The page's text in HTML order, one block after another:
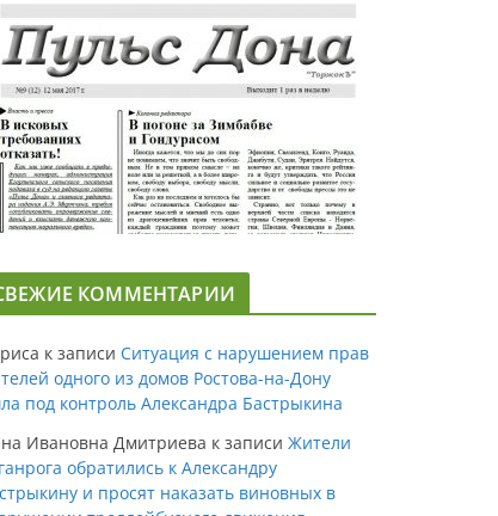
КОММЕНТАРИИ
к записи Ситуация с нарушением прав
одного из домов Ростова-на-Дону
под контроль Александра Бастрыкина
Ивановна Дмитриева к записи Жители
обратились к Александру
и просят наказать виновных в